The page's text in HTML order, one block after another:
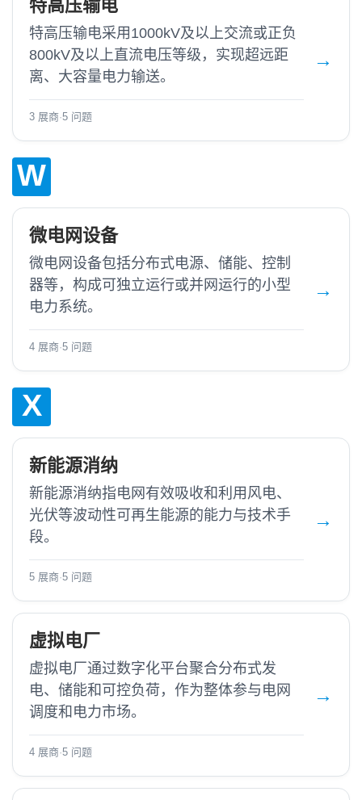
特高压输电
特高压输电采用1000kV及以上交流或正负
800kV及以上直流电压等级，实现超远距
离、大容量电力输送。
3 展商·5 问题
W
微电网设备
微电网设备包括分布式电源、储能、控制
器等，构成可独立运行或并网运行的小型
电力系统。
4 展商·5 问题
X
新能源消纳
新能源消纳指电网有效吸收和利用风电、
光伏等波动性可再生能源的能力与技术手
段。
5 展商·5 问题
虚拟电厂
虚拟电厂通过数字化平台聚合分布式发
电、储能和可控负荷，作为整体参与电网
调度和电力市场。
4 展商·5 问题